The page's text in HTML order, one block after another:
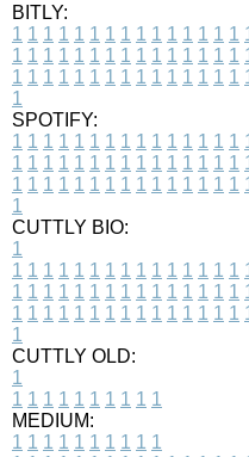
BITLY:
1 1 1 1 1 1 1 1 1 1 1 1 1 1 1
1 1 1 1 1 1 1 1 1 1 1 1 1 1 1
1 1 1 1 1 1 1 1 1 1 1 1 1 1 1
1
SPOTIFY:
1 1 1 1 1 1 1 1 1 1 1 1 1 1 1
1 1 1 1 1 1 1 1 1 1 1 1 1 1 1
1 1 1 1 1 1 1 1 1 1 1 1 1 1 1
1
CUTTLY BIO:
1
1 1 1 1 1 1 1 1 1 1 1 1 1 1 1
1 1 1 1 1 1 1 1 1 1 1 1 1 1 1
1 1 1 1 1 1 1 1 1 1 1 1 1 1 1
1
CUTTLY OLD:
1
1 1 1 1 1 1 1 1 1 1
MEDIUM:
1 1 1 1 1 1 1 1 1 1